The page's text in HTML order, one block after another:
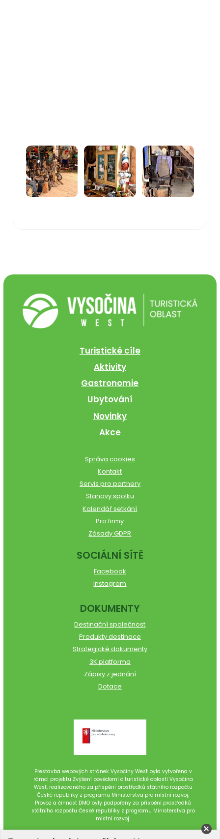
Turistické cíle
Aktivity
Gastronomie
Ubytování
Novinky
Akce
Správa cookies
Kontakt
Servis pro partnery
Stanovy spolku
Kalendář setkání
Pro firmy
Zásady GDPR
SOCIÁLNÍ SÍTĚ
Facebook
Instagram
DOKUMENTY
Destinační společnost
Produkty destinace
Strategické dokumenty
3K platforma
Zápisy z jednání
Dotace
Přestavba webových stránek Vysočiny West byla vytvořena v
rámci projektu Zvýšení povědomí o turistické oblasti Vysočina
West, realizovaného za přispění prostředků státního rozpočtu
České republiky z programu Ministerstva pro místní rozvoj.
Provoz a činnost DMO byly podpořeny za přispění prostředků
státního rozpočtu České republiky z programu Ministerstva pro
místní rozvoj.